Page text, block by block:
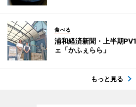
食べる
浦和経済新聞・上半期
ェ「かふぇらら」
もっと見る